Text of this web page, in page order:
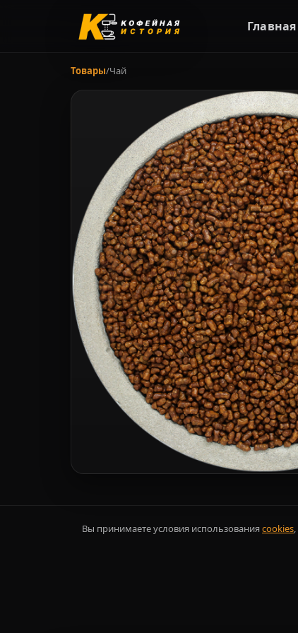
Главная
Товары/Чай
Вы принимаете условия использованияcookies,